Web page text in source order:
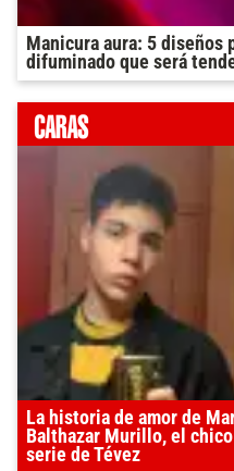
Manicura aura: 5
difuminado que será
La historia de amor de
Balthazar Murillo, el
serie de Tévez